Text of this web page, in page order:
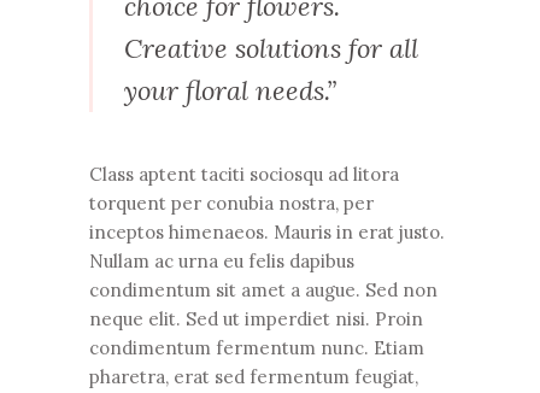
Creative solutions for all
your floral needs.”
Class aptent taciti sociosqu ad litora
torquent per conubia nostra, per
inceptos himenaeos. Mauris in erat justo.
Nullam ac urna eu felis dapibus
condimentum sit amet a augue. Sed non
neque elit. Sed ut imperdiet nisi. Proin
condimentum fermentum nunc. Etiam
pharetra, erat sed fermentum feugiat,